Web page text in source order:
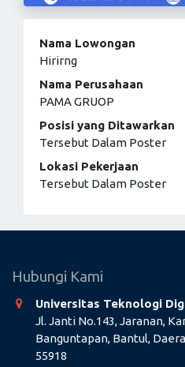
Nama Lowongan
Hirirng
Nama Perusahaan
PAMA GRUOP
Posisi yang Ditawarkan
Tersebut Dalam Poster
Lokasi Pekerjaan
Tersebut Dalam Poster
Hubungi Kami
Universitas Teknologi
Jl. Janti No.143, Jaranan,
Banguntapan, Bantul,
55918